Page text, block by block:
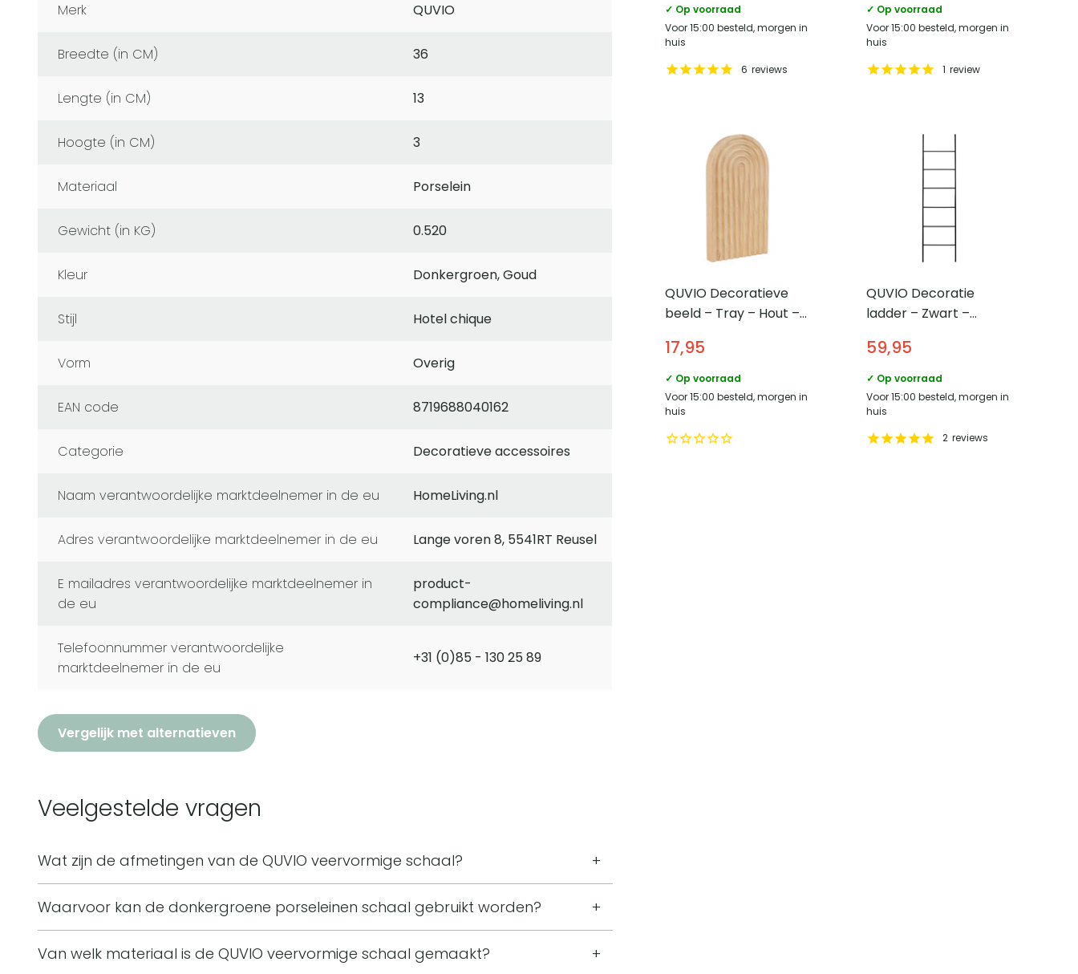
Merk QUVIO
Breedte (in CM) 36
Lengte (in CM) 13
Hoogte (in CM) 3
Materiaal Porselein
Gewicht (in KG) 0.520
Kleur Donkergroen, Goud
Stijl Hotel chique
Vorm Overig
EAN code 8719688040162
Categorie Decoratieve accessoires
naam verantwoordelijke marktdeelnemer in de eu HomeLiving.nl
adres verantwoordelijke marktdeelnemer in de eu Lange voren 8, 5541RT Reusel
e mailadres verantwoordelijke marktdeelnemer in
de eu
product-
compliance@homeliving.nl
telefoonnummer verantwoordelijke
marktdeelnemer in de eu
+31 (0)85 - 130 25 89
Vergelijk met alternatieven
Veelgestelde vragen
Wat zijn de afmetingen van de QUVIO veervormige schaal?
langwerpige veervorm is dit een decoratief formaat voor op tafel, een plank of in een
buffetkast.
Waarvoor kan de donkergroene porseleinen schaal gebruikt worden?
kunt er hapjes op serveren of de schaal als decoratief item in het interieur plaatsen.
Van welk materiaal is de QUVIO veervormige schaal gemaakt?
✓ Op voorraad
Voor 15:00 besteld, morgen in
huis
6 reviews
✓ Op voorraad
Voor 15:00 besteld, morgen in
huis
1 review
QUVIO Decoratieve
beeld – Tray – Hout –
17,95
✓ Op voorraad
Voor 15:00 besteld, morgen in
huis
QUVIO Decoratie
ladder – Zwart –
59,95
✓ Op voorraad
Voor 15:00 besteld, morgen in
huis
2 reviews